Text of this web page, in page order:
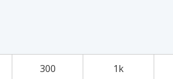
300 1k